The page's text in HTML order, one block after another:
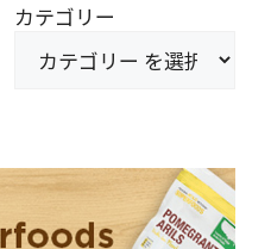
カテゴリー